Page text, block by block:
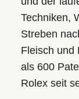
Techniken,
Streben
Fleisch und
als 600
Rolex seit